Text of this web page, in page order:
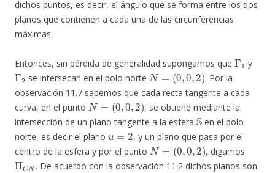
dichos puntos, es decir, el ángulo que se forma entre los dos
planos que contienen a cada una de las circunferencias
máximas.
Entonces, sin pérdida de generalidad supongamos que
Γ1
y
Γ2
se intersecan en el polo norte
N= (0,0,2)
. Por la
observación 11.7 sabemos que cada recta tangente a cada
curva, en el punto
N=(0,0, 2)
, se obtiene mediante la
intersección de un plano tangente a la esfera
S
en el polo
norte, es decir el plano
u =2
, y un plano que pasa por el
centro de la esfera y por el punto
N=(0,0,2)
, digamos
ΠCN
. De acuerdo con la observación 11.2 dichos planos son